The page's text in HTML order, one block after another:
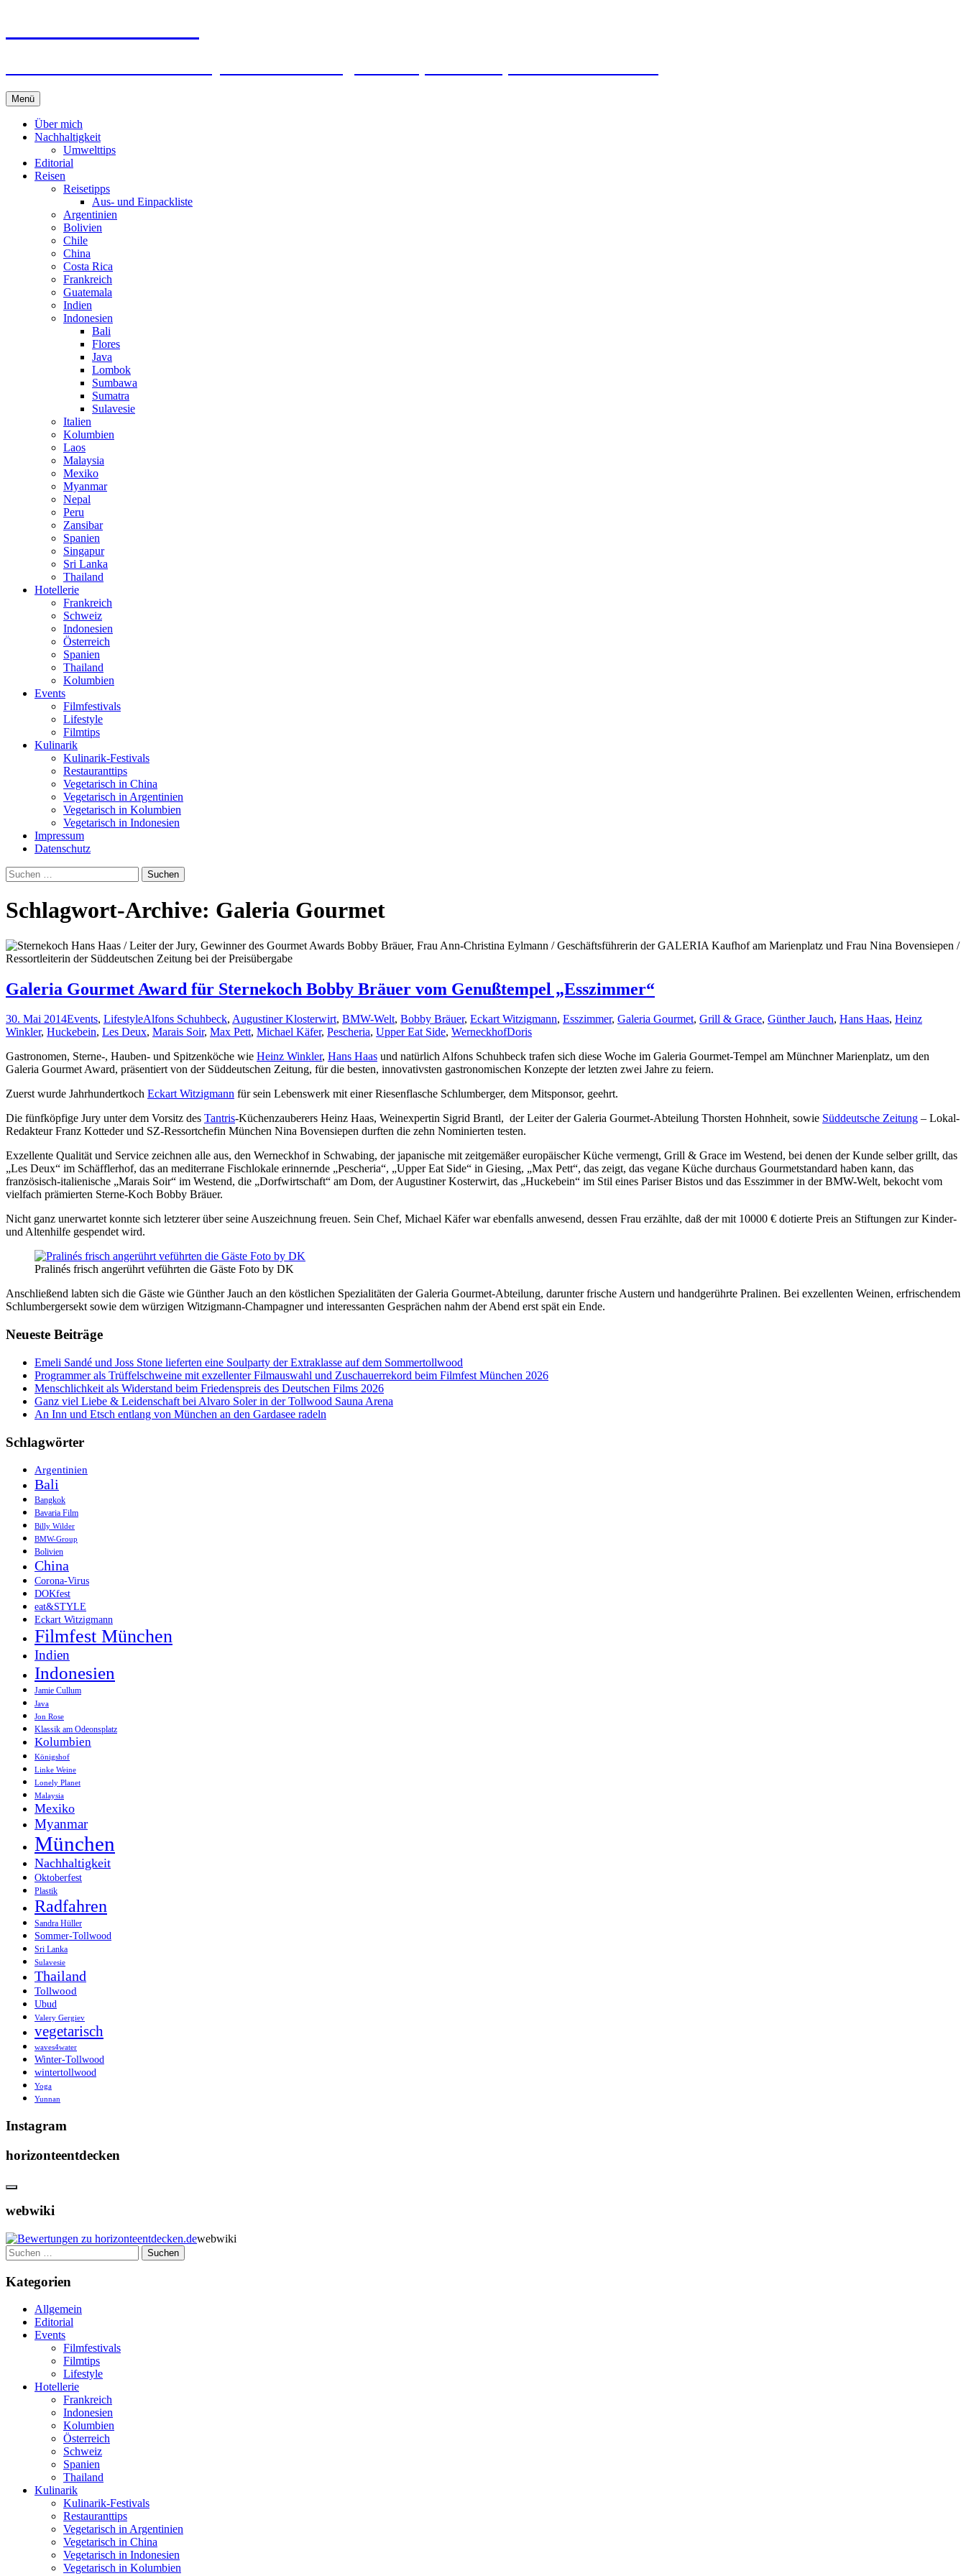
Menü Springe
zum
Inhalt
Über mich
Nachhaltigkeit
Umwelttips
Editorial
Reisen
Reisetipps
Aus- und Einpackliste
Argentinien
Bolivien
Chile
China
Costa Rica
Frankreich
Guatemala
Indien
Indonesien
Bali
Flores
Java
Lombok
Sumbawa
Sumatra
Sulavesie
Italien
Kolumbien
Laos
Malaysia
Mexiko
Myanmar
Nepal
Peru
Zansibar
Spanien
Singapur
Sri Lanka
Thailand
Hotellerie
Frankreich
Schweiz
Indonesien
Österreich
Spanien
Thailand
Kolumbien
Events
Filmfestivals
Lifestyle
Filmtips
Kulinarik
Kulinarik-Festivals
Restauranttips
Vegetarisch in China
Vegetarisch in Argentinien
Vegetarisch in Kolumbien
Vegetarisch in Indonesien
Impressum
Datenschutz
Suchen
nach:
Schlagwort-Archive: Galeria Gourmet
Galeria Gourmet Award für Sternekoch Bobby Bräuer vom Genußtempel „Esszimmer“
30. Mai 2014Events, LifestyleAlfons Schuhbeck, Augustiner Klosterwirt, BMW-Welt, Bobby Bräuer, Eckart Witzigmann, Esszimmer, Galeria Gourmet, Grill & Grace, Günther Jauch, Hans Haas, Heinz
Winkler, Huckebein, Les Deux, Marais Soir, Max Pett, Michael Käfer, Pescheria, Upper Eat Side, WerneckhofDoris
Gastronomen, Sterne-, Hauben- und Spitzenköche wie Heinz Winkler, Hans Haas und natürlich Alfons Schuhbeck trafen sich diese Woche im Galeria Gourmet-Tempel am Münchner Marienplatz, um den
Galeria Gourmet Award, präsentiert von der Süddeutschen Zeitung, für die besten, innovativsten gastronomischen Konzepte der letzten zwei Jahre zu feiern.
Zuerst wurde Jahrhundertkoch Eckart Witzigmann für sein Lebenswerk mit einer Riesenflasche Schlumberger, dem Mitsponsor, geehrt.
Die fünfköpfige Jury unter dem Vorsitz des Tantris-Küchenzauberers Heinz Haas, Weinexpertin Sigrid Brantl, der Leiter der Galeria Gourmet-Abteilung Thorsten Hohnheit, sowie Süddeutsche Zeitung – Lokal-
Redakteur Franz Kotteder und SZ-Ressortchefin München Nina Bovensiepen durften die zehn Nominierten testen.
Exzellente Qualität und Service zeichnen alle aus, den Werneckhof in Schwabing, der japanische mit zeitgemäßer europäischer Küche vermengt, Grill & Grace im Westend, bei denen der Kunde selber grillt, das
„Les Deux“ im Schäfflerhof, das an mediterrane Fischlokale erinnernde „Pescheria“, „Upper Eat Side“ in Giesing, „Max Pett“, das zeigt, das vegane Küche durchaus Gourmetstandard haben kann, das
französisch-italienische „Marais Soir“ im Westend, die „Dorfwirtschaft“ am Dom, der Augustiner Kosterwirt, das „Huckebein“ im Stil eines Pariser Bistos und das Esszimmer in der BMW-Welt, bekocht vom
vielfach prämierten Sterne-Koch Bobby Bräuer.
Nicht ganz unerwartet konnte sich letzterer über seine Auszeichnung freuen. Sein Chef, Michael Käfer war ebenfalls anwesend, dessen Frau erzählte, daß der mit 10000 € dotierte Preis an Stiftungen zur Kinder-
und Altenhilfe gespendet wird.
Pralinés frisch angerührt veführten die Gäste Foto by DK
Anschließend labten sich die Gäste wie Günther Jauch an den köstlichen Spezialitäten der Galeria Gourmet-Abteilung, darunter frische Austern und handgerührte Pralinen. Bei exzellenten Weinen, erfrischendem
Schlumbergersekt sowie dem würzigen Witzigmann-Champagner und interessanten Gesprächen nahm der Abend erst spät ein Ende.
Neueste Beiträge
Emeli Sandé und Joss Stone lieferten eine Soulparty der Extraklasse auf dem Sommertollwood
Programmer als Trüffelschweine mit exzellenter Filmauswahl und Zuschauerrekord beim Filmfest München 2026
Menschlichkeit als Widerstand beim Friedenspreis des Deutschen Films 2026
Ganz viel Liebe & Leidenschaft bei Alvaro Soler in der Tollwood Sauna Arena
An Inn und Etsch entlang von München an den Gardasee radeln
Schlagwörter
Argentinien
Bali
Bangkok
Bavaria Film
Billy Wilder
BMW-Group
Bolivien
China
Corona-Virus
DOKfest
eat&STYLE
Eckart Witzigmann
Filmfest München
Indien
Indonesien
Jamie Cullum
Java
Jon Rose
Klassik am Odeonsplatz
Kolumbien
Königshof
Linke Weine
Lonely Planet
Malaysia
Mexiko
Myanmar
München
Nachhaltigkeit
Oktoberfest
Plastik
Radfahren
Sandra Hüller
Sommer-Tollwood
Sri Lanka
Sulavesie
Thailand
Tollwood
Ubud
Valery Gergiev
vegetarisch
waves4water
Winter-Tollwood
wintertollwood
Yoga
Yunnan
Instagram
horizonteentdecken
webwiki
webwiki
Suchen
nach:
Kategorien
Allgemein
Editorial
Events
Filmfestivals
Filmtips
Lifestyle
Hotellerie
Frankreich
Indonesien
Kolumbien
Österreich
Schweiz
Spanien
Thailand
Kulinarik
Kulinarik-Festivals
Restauranttips
Vegetarisch in Argentinien
Vegetarisch in China
Vegetarisch in Indonesien
Vegetarisch in Kolumbien